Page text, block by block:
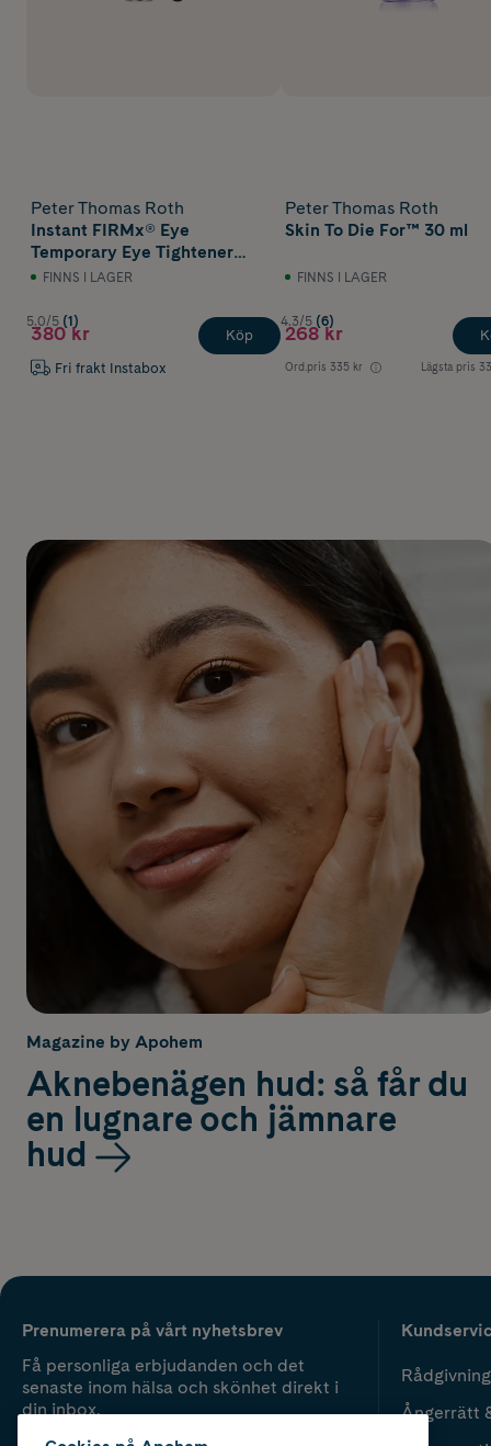
Peter Thomas Roth
Instant FIRMx® Eye
Temporary Eye Tightener
Easy-Wear 20 ml + Brush
FINNS I LAGER
5.0/5 (1)
380 kr
Fri frakt Instabox
Köp
Peter Thomas Roth
Skin To Die For™ 30 ml
FINNS I LAGER
4.3/5 (6)
268 kr
Ord.pris 335 kr Lägsta pris
Magazine by Apohem
Aknebenägen hud: så får du
en lugnare och jämnare
hud
Prenumerera på vårt nyhetsbrev
Få personliga erbjudanden och det
senaste inom hälsa och skönhet direkt i
din inbox.
Ångerrätt